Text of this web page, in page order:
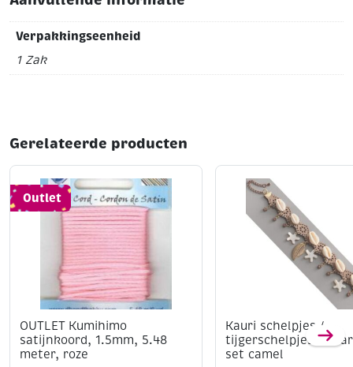
Verpakkingseenheid
1 Zak
Gerelateerde producten
Outlet
OUTLET Kumihimo
satijnkoord, 1.5mm, 5.48
meter, roze
Kauri schelpjes /
tijgerschelpjes DIY
set camel